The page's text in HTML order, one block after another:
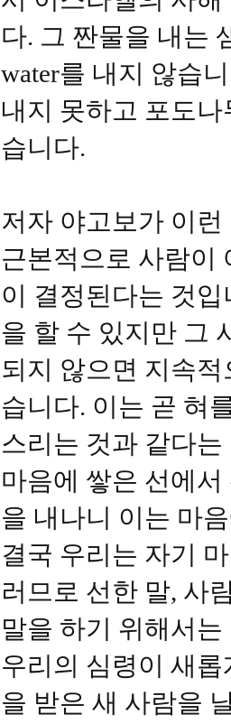
다. 그 짠물을 내는
water를 내지 않습
내지 못하고 포도
습니다.
저자 야고보가 이
근본적으로 사람이
이 결정된다는 것
을 할 수 있지만 그
되지 않으면 지속
습니다. 이는 곧 혀
스리는 것과 같다
마음에 쌓은 선에
을 내나니 이는 마
결국 우리는 자기
러므로 선한 말, 사
말을 하기 위해서
우리의 심령이 새
을 받은 새 사람을